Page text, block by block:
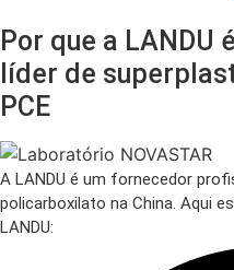
Por que a LANDU
líder de
PCE
A LANDU é um fornecedor
policarboxilato na China. Aqui
LANDU: